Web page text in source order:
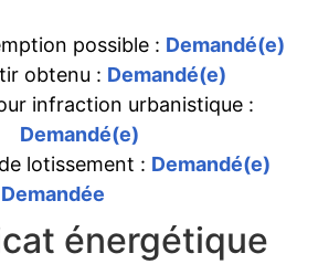
possible : Demandé(e)
obtenu : Demandé(e)
infraction urbanistique :
Demandé(e)
lotissement : Demandé(e)
Demandée
énergétique